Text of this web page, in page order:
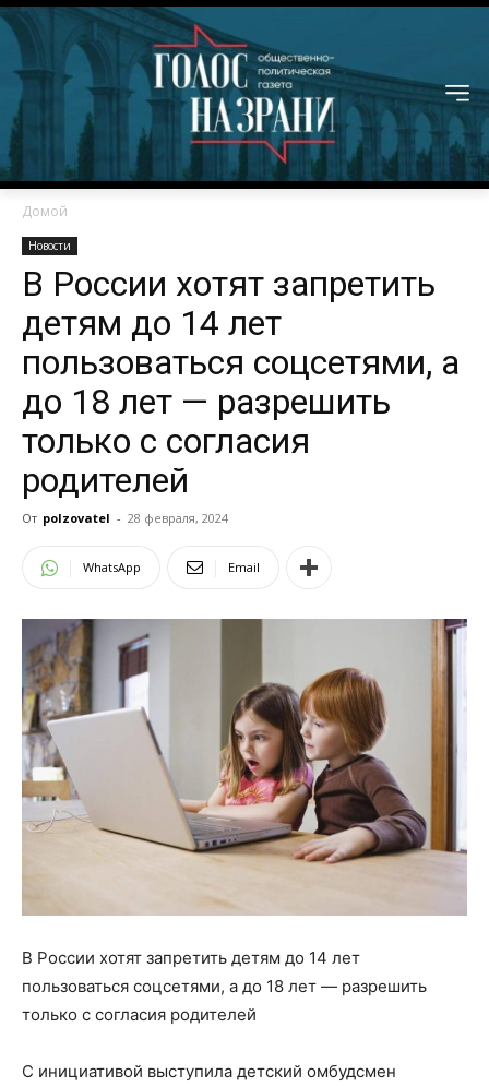
Домой
Новости
В России хотят запретить
детям до 14 лет
пользоваться соцсетями, а
до 18 лет — разрешить
только с согласия
родителей
От polzovatel - 28 февраля, 2024
WhatsApp Email
В России хотят запретить детям до 14 лет
пользоваться соцсетями, а до 18 лет — разрешить
только с согласия родителей
С инициативой выступила детский омбудсмен